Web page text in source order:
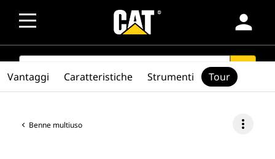
person
SEARCH search
Benne multiuso more_vert
Vantaggi Caratteristiche Strumenti Tour